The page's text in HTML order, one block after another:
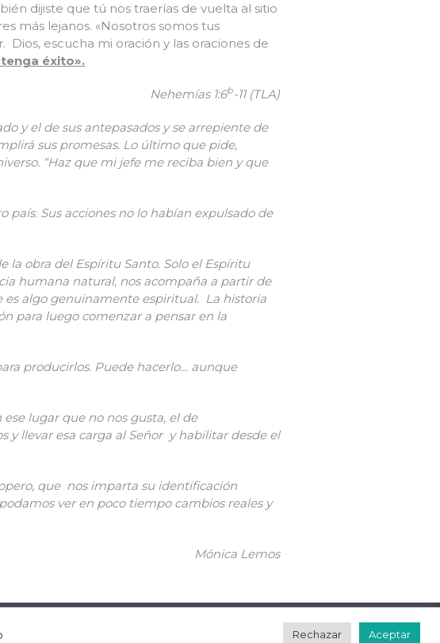
dijiste que tú nos traerías de vuelta al sitio
más lejanos. «Nosotros somos tus
escucha mi oración y las oraciones de
éxito».
Nehemías 1:6b-11 (TLA)
y el de sus antepasados y se arrepiente de
sus promesas. Lo último que pide,
“Haz que mi jefe me reciba bien y que
Sus acciones no lo habían expulsado de
la obra del Espíritu Santo. Solo el Espíritu
humana natural, nos acompaña a partir de
es algo genuinamente espiritual. La historia
para luego comenzar a pensar en la
producirlos. Puede hacerlo… aunque
lugar que no nos gusta, el de
y llevar esa carga al Señor y habilitar desde el
que nos imparta su identificación
ver en poco tiempo cambios reales y
Mónica Lemos
Rechazar Aceptar